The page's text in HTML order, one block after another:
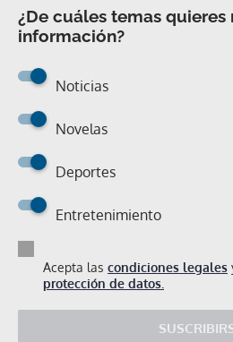
¿De cuáles temas quieres
información?
Noticias
Novelas
Deportes
Entretenimiento
Acepta las condiciones legales
protección de datos.